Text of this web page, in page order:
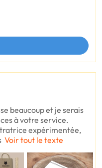
beaucoup et je serais
à votre service.
expérimentée,
Voir tout le texte